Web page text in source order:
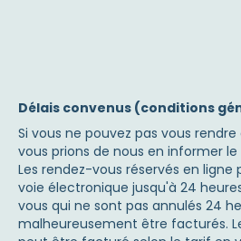
Délais convenus (conditions
Si vous ne pouvez pas vous
vous prions de nous en informer
Les rendez-vous réservés en
voie électronique jusqu'à 24
vous qui ne sont pas annulés 24
malheureusement être facturés.